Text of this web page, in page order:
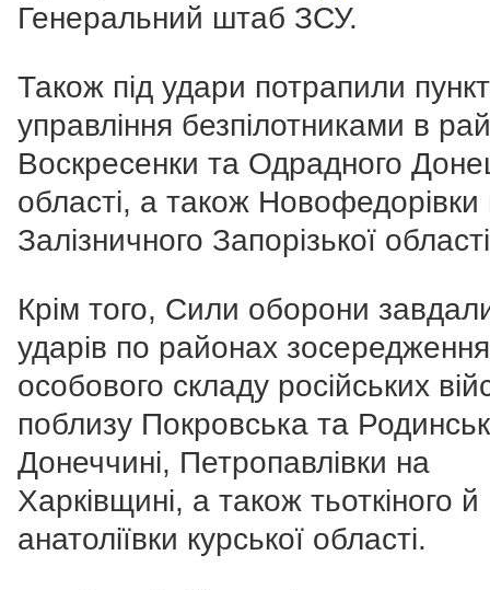
Генеральний штаб ЗСУ.
Також під удари потрапили
управління безпілотниками в
Воскресенки та Одрадного
області, а також Новофедорівки
Залізничного Запорізької
Крім того, Сили оборони
ударів по районах зосередження
особового складу російських
поблизу Покровська та
Донеччині, Петропавлівки на
Харківщині, а також тьоткіного й
анатоліївки курської області.